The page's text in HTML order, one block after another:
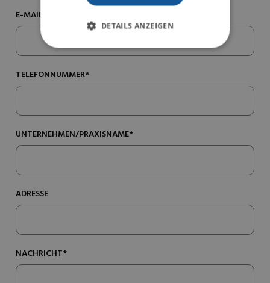
E-MAIL*
TELEFONNUMMER*
UNTERNEHMEN/PRAXISNAME*
ADRESSE
NACHRICHT*
DETAILS ANZEIGEN